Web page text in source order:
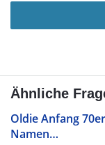
Ähnliche
Oldie Anfang
Namen…